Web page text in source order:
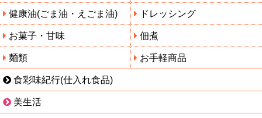
健康油(ごま油・えごま油) ドレッシング
お菓子・甘味 佃煮
麺類 お手軽商品
食彩味紀行(仕入れ食品)
美生活